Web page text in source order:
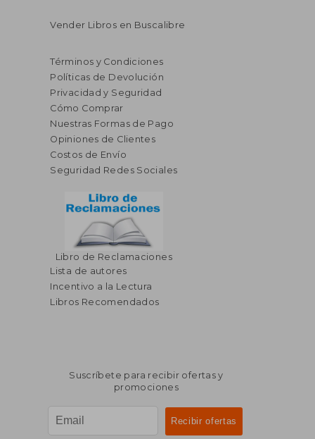
Vender Libros en Buscalibre
Términos y Condiciones
Políticas de Devolución
Privacidad y Seguridad
Cómo Comprar
Nuestras Formas de Pago
Opiniones de Clientes
Costos de Envío
Seguridad Redes Sociales
Libro de Reclamaciones
Lista de autores
Incentivo a la Lectura
Libros Recomendados
Suscríbete para recibir ofertas y
promociones